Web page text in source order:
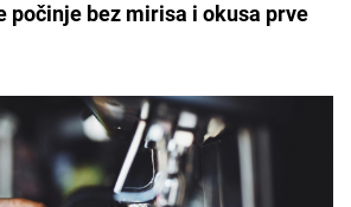
počinje bez mirisa i okusa prve